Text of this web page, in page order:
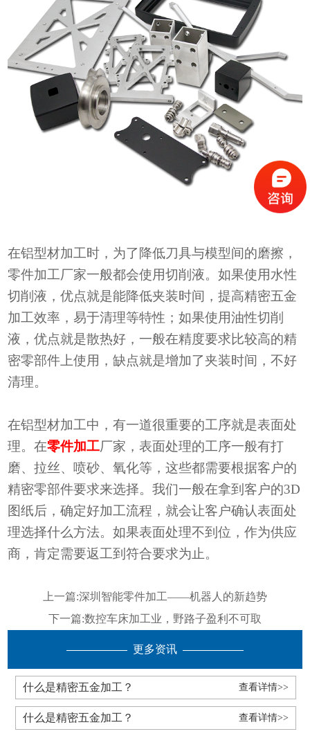
在铝型材加工时，为了降低刀具与模型间的磨擦，
零件加工厂家一般都会使用切削液。如果使用水性
切削液 ，优点就是能降低夹装时间 ，提高精密五金
加工效率 ，易于清理等特性；如果使用油性切削
液 ，优点就是散热好， 一般在精度要求比较高的精
密零部件上使用，缺点就是增加了夹装时间，不好
清理。
在铝型材加工中，有一道很重要的工序就是表面处
理。在零件加工厂家，表面处理的工序一般有打
磨、拉丝、喷砂、氧化等 ，这些都需要根据客户的
精密零部件要求来选择。我们一般在拿到客户的3D
图纸后，确定好加工流程，就会让客户确认表面处
理选择什么方法。如果表面处理不到位，作为供应
商，肯定需要返工到符合要求为止。
上一篇:深圳智能零件加工——机器人的新趋势
下一篇:数控车床加工业，野路子盈利不可取
更多资讯
什么是精密五金加工？ 查看详情>>
什么是精密五金加工？ 查看详情>>